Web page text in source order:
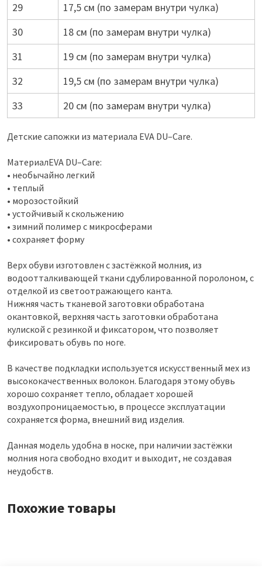
29
17,5 см (по замерам внутри чулка)
30
18 см (по замерам внутри чулка)
31
19 см (по замерам внутри чулка)
32
19,5 см (по замерам внутри чулка)
33
20 см (по замерам внутри чулка)
Детские сапожки из материала EVA DU–Care.
МатериалEVA DU–Care:
• необычайно легкий
• теплый
• морозостойкий
• устойчивый к скольжению
• зимний полимер с микросферами
• сохраняет форму
Верх обуви изготовлен с застёжкой молния, из
водоотталкивающей ткани сдублированной поролоном, с
отделкой из светоотражающего канта.
Нижняя часть тканевой заготовки обработана
окантовкой, верхняя часть заготовки обработана
кулиской с резинкой и фиксатором, что позволяет
фиксировать обувь по ноге.
В качестве подкладки используется искусственный мех из
высококачественных волокон. Благодаря этому обувь
хорошо сохраняет тепло, обладает хорошей
воздухопроницаемостью, в процессе эксплуатации
сохраняется форма, внешний вид изделия.
Данная модель удобна в носке, при наличии застёжки
молния нога свободно входит и выходит, не создавая
неудобств.
Похожие товары